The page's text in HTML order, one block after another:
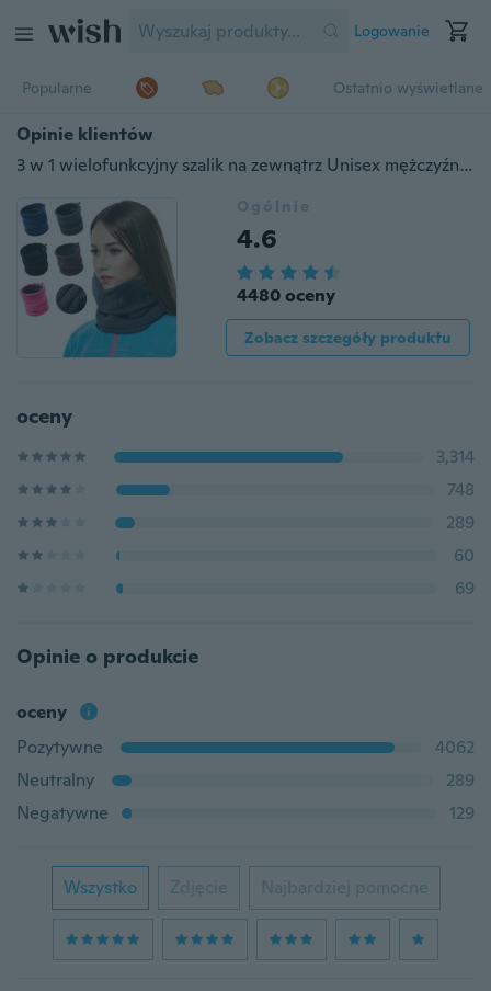
Logowanie
Popularne Ostatnio wyświetlane
Opinie klientów
3 w 1 wielofunkcyjny szalik na zewnątrz Unisex mężczyźni kobiety termiczny ciepły polarowy komin szalik ocieplacz na szyję czapka kominiarka narciarska czapka
Ogólnie
4.6
4480 oceny
Zobacz szczegóły produktu
oceny
3,314
748
289
60
69
Opinie o produkcie
oceny
Pozytywne
4062
Neutralny
289
Negatywne
129
Wszystko Zdjęcie Najbardziej pomocne